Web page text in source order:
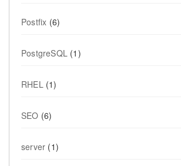
Postfix (6)
PostgreSQL (1)
RHEL(1)
SEO (6)
server (1)